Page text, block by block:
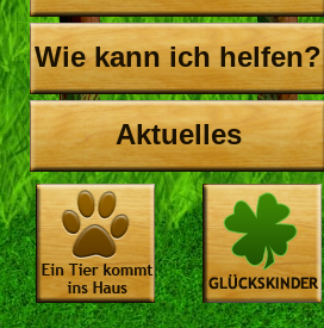
Wie kann ich helfen?
Aktuelles